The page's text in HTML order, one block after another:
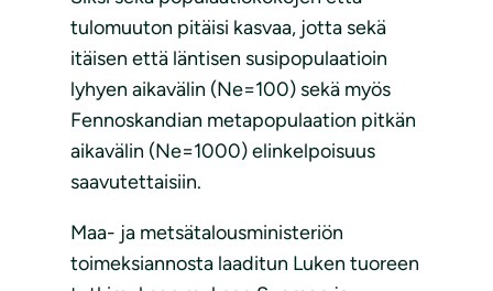
tulomuuton pitäisi kasvaa, jotta sekä
itäisen että läntisen susipopulaatioin
lyhyen aikavälin (Ne=100) sekä myös
Fennoskandian metapopulaation pitkän
aikavälin (Ne=1000) elinkelpoisuus
saavutettaisiin.
Maa- ja metsätalousministeriön
toimeksiannosta laaditun Luken tuoreen